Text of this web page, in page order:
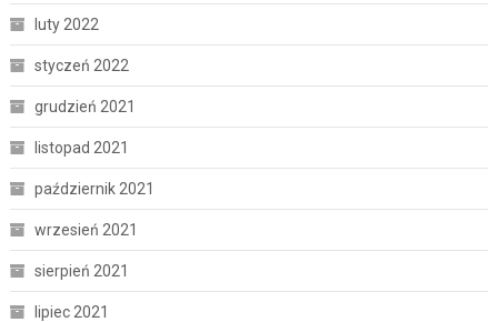
luty 2022
styczeń 2022
grudzień 2021
listopad 2021
październik 2021
wrzesień 2021
sierpień 2021
lipiec 2021